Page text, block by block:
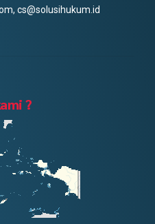
badan hukum baru yakni
dapat meningkatkan daya
cs@solusihukum.id
?